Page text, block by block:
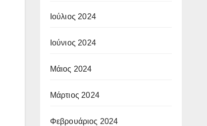
Ιούλιος 2024
Ιούνιος 2024
Μάιος 2024
Μάρτιος 2024
Φεβρουάριος 2024